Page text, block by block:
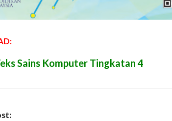
Sains Komputer Tingkatan 4